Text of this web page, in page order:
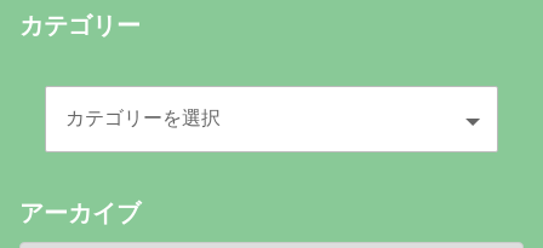
カテゴリー
アーカイブ